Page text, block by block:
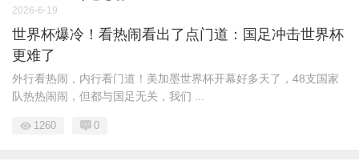
2026-6-19
世界杯爆冷！看热闹看出了点门道：国足冲击世界杯
更难了
外行看热闹，内行看门道！美加墨世界杯开幕好多天了，48支国家
队热热闹闹，但都与国足无关，我们 ...
1260 0